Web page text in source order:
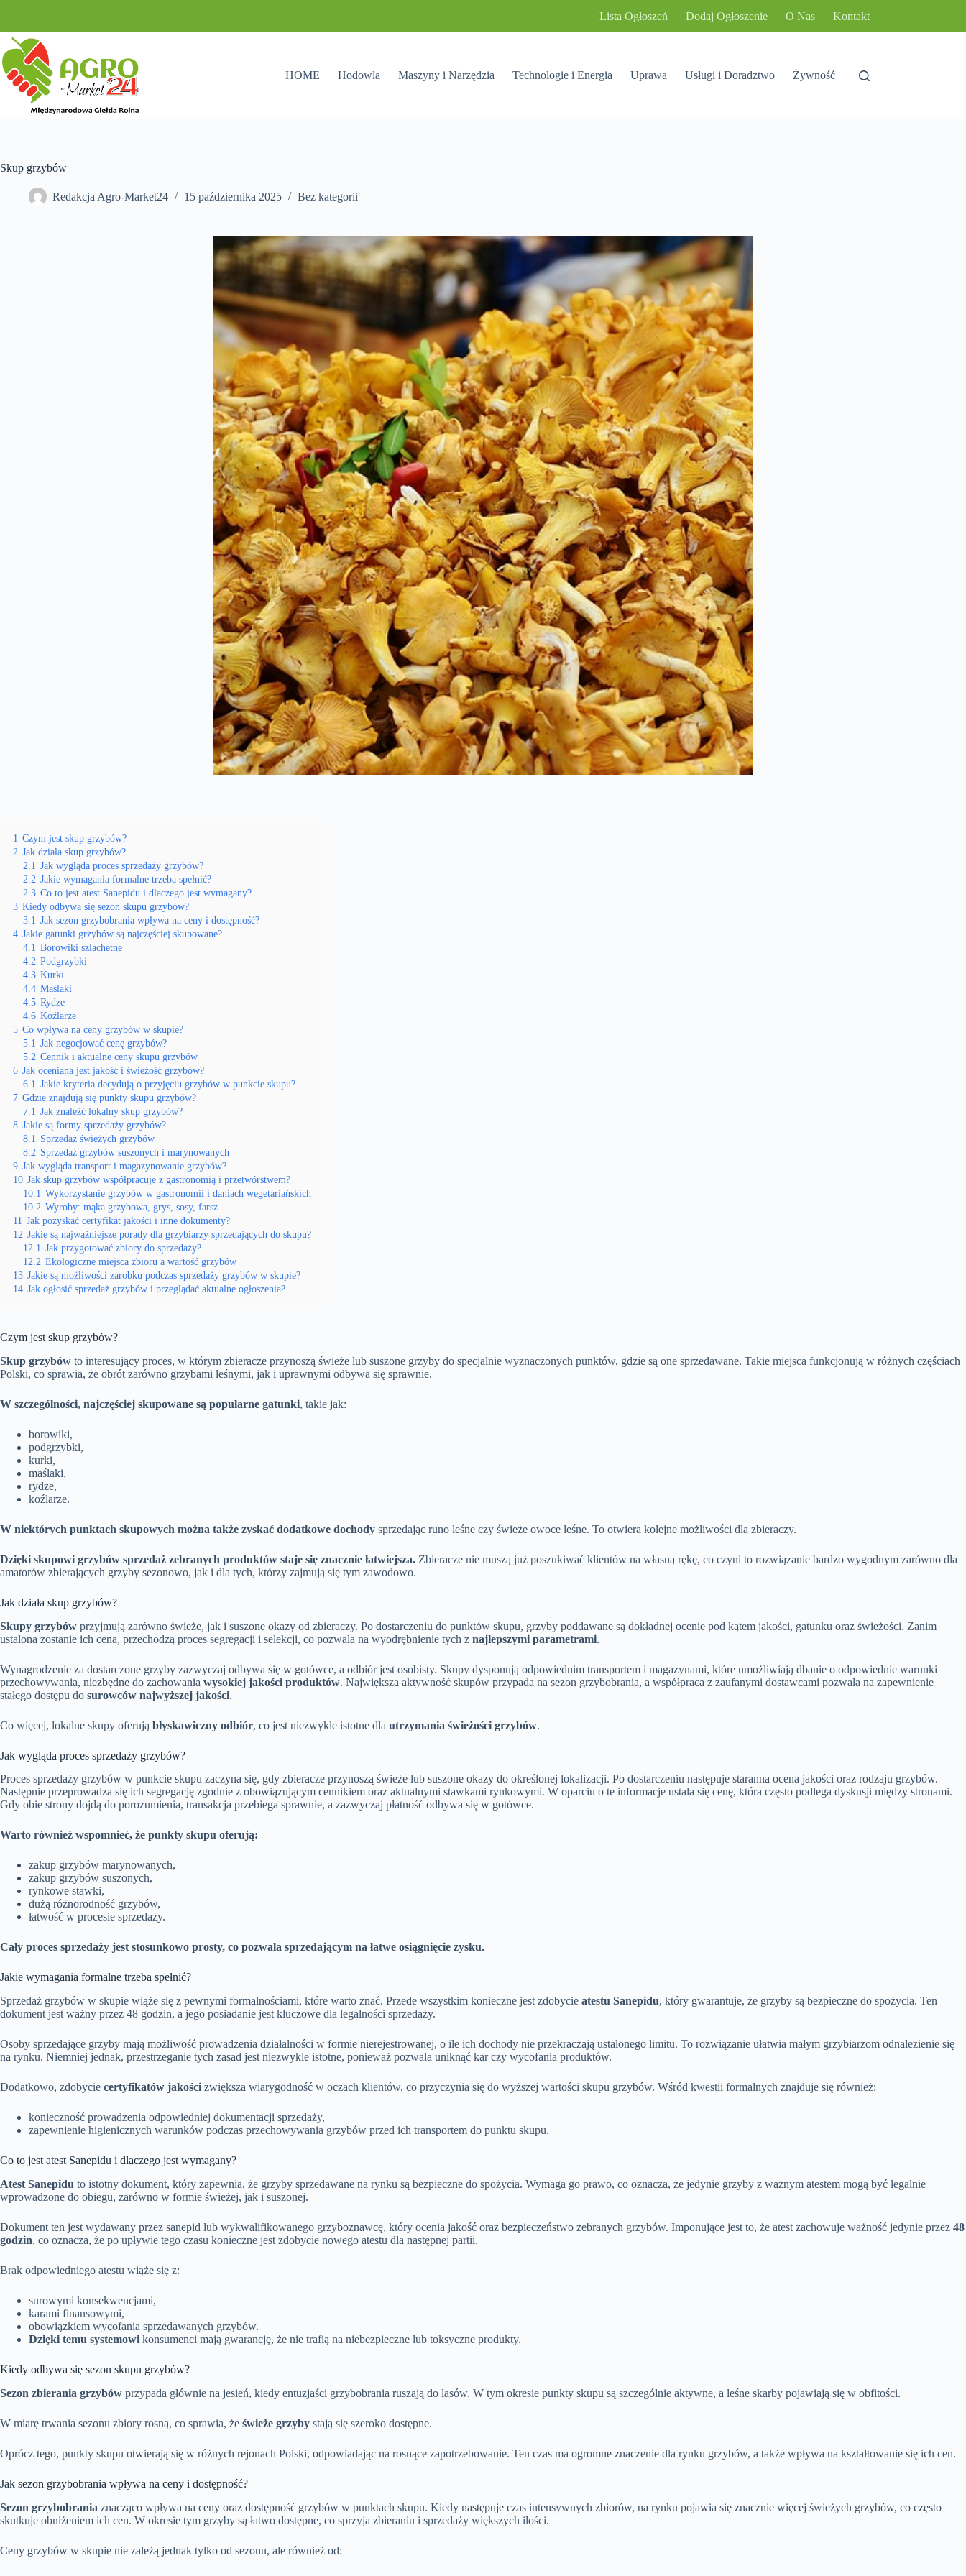
treści
Lista Ogłoszeń Dodaj Ogłoszenie O Nas Kontakt
HOME Hodowla Maszyny i Narzędzia Technologie i Energia Uprawa Usługi i Doradztwo Żywność
Skup grzybów
Redakcja Agro-Market24 15 października 2025 Bez kategorii
1 Czym jest skup grzybów?
2 Jak działa skup grzybów?
2.1 Jak wygląda proces sprzedaży grzybów?
2.2 Jakie wymagania formalne trzeba spełnić?
2.3 Co to jest atest Sanepidu i dlaczego jest wymagany?
3 Kiedy odbywa się sezon skupu grzybów?
3.1 Jak sezon grzybobrania wpływa na ceny i dostępność?
4 Jakie gatunki grzybów są najczęściej skupowane?
4.1 Borowiki szlachetne
4.2 Podgrzybki
4.3 Kurki
4.4 Maślaki
4.5 Rydze
4.6 Koźlarze
5 Co wpływa na ceny grzybów w skupie?
5.1 Jak negocjować cenę grzybów?
5.2 Cennik i aktualne ceny skupu grzybów
6 Jak oceniana jest jakość i świeżość grzybów?
6.1 Jakie kryteria decydują o przyjęciu grzybów w punkcie skupu?
7 Gdzie znajdują się punkty skupu grzybów?
7.1 Jak znaleźć lokalny skup grzybów?
8 Jakie są formy sprzedaży grzybów?
8.1 Sprzedaż świeżych grzybów
8.2 Sprzedaż grzybów suszonych i marynowanych
9 Jak wygląda transport i magazynowanie grzybów?
10 Jak skup grzybów współpracuje z gastronomią i przetwórstwem?
10.1 Wykorzystanie grzybów w gastronomii i daniach wegetariańskich
10.2 Wyroby: mąka grzybowa, grys, sosy, farsz
11 Jak pozyskać certyfikat jakości i inne dokumenty?
12 Jakie są najważniejsze porady dla grzybiarzy sprzedających do skupu?
12.1 Jak przygotować zbiory do sprzedaży?
12.2 Ekologiczne miejsca zbioru a wartość grzybów
13 Jakie są możliwości zarobku podczas sprzedaży grzybów w skupie?
14 Jak ogłosić sprzedaż grzybów i przeglądać aktualne ogłoszenia?
Czym jest skup grzybów?
Skup grzybów to interesujący proces, w którym zbieracze przynoszą świeże lub suszone grzyby do specjalnie wyznaczonych punktów, gdzie są one sprzedawane. Takie miejsca funkcjonują w różnych częściach
Polski, co sprawia, że obrót zarówno grzybami leśnymi, jak i uprawnymi odbywa się sprawnie.
W szczególności, najczęściej skupowane są popularne gatunki, takie jak:
borowiki,
podgrzybki,
kurki,
maślaki,
rydze,
koźlarze.
W niektórych punktach skupowych można także zyskać dodatkowe dochody sprzedając runo leśne czy świeże owoce leśne. To otwiera kolejne możliwości dla zbieraczy.
Dzięki skupowi grzybów sprzedaż zebranych produktów staje się znacznie łatwiejsza. Zbieracze nie muszą już poszukiwać klientów na własną rękę, co czyni to rozwiązanie bardzo wygodnym zarówno dla
amatorów zbierających grzyby sezonowo, jak i dla tych, którzy zajmują się tym zawodowo.
Jak działa skup grzybów?
Skupy grzybów przyjmują zarówno świeże, jak i suszone okazy od zbieraczy. Po dostarczeniu do punktów skupu, grzyby poddawane są dokładnej ocenie pod kątem jakości, gatunku oraz świeżości. Zanim
ustalona zostanie ich cena, przechodzą proces segregacji i selekcji, co pozwala na wyodrębnienie tych z najlepszymi parametrami.
Wynagrodzenie za dostarczone grzyby zazwyczaj odbywa się w gotówce, a odbiór jest osobisty. Skupy dysponują odpowiednim transportem i magazynami, które umożliwiają dbanie o odpowiednie warunki
przechowywania, niezbędne do zachowania wysokiej jakości produktów. Największa aktywność skupów przypada na sezon grzybobrania, a współpraca z zaufanymi dostawcami pozwala na zapewnienie
stałego dostępu do surowców najwyższej jakości.
Co więcej, lokalne skupy oferują błyskawiczny odbiór, co jest niezwykle istotne dla utrzymania świeżości grzybów.
Jak wygląda proces sprzedaży grzybów?
Proces sprzedaży grzybów w punkcie skupu zaczyna się, gdy zbieracze przynoszą świeże lub suszone okazy do określonej lokalizacji. Po dostarczeniu następuje staranna ocena jakości oraz rodzaju grzybów.
Następnie przeprowadza się ich segregację zgodnie z obowiązującym cennikiem oraz aktualnymi stawkami rynkowymi. W oparciu o te informacje ustala się cenę, która często podlega dyskusji między stronami.
Gdy obie strony dojdą do porozumienia, transakcja przebiega sprawnie, a zazwyczaj płatność odbywa się w gotówce.
Warto również wspomnieć, że punkty skupu oferują:
zakup grzybów marynowanych,
zakup grzybów suszonych,
rynkowe stawki,
dużą różnorodność grzybów,
łatwość w procesie sprzedaży.
Cały proces sprzedaży jest stosunkowo prosty, co pozwala sprzedającym na łatwe osiągnięcie zysku.
Jakie wymagania formalne trzeba spełnić?
Sprzedaż grzybów w skupie wiąże się z pewnymi formalnościami, które warto znać. Przede wszystkim konieczne jest zdobycie atestu Sanepidu, który gwarantuje, że grzyby są bezpieczne do spożycia. Ten
dokument jest ważny przez 48 godzin, a jego posiadanie jest kluczowe dla legalności sprzedaży.
Osoby sprzedające grzyby mają możliwość prowadzenia działalności w formie nierejestrowanej, o ile ich dochody nie przekraczają ustalonego limitu. To rozwiązanie ułatwia małym grzybiarzom odnalezienie się
na rynku. Niemniej jednak, przestrzeganie tych zasad jest niezwykle istotne, ponieważ pozwala uniknąć kar czy wycofania produktów.
Dodatkowo, zdobycie certyfikatów jakości zwiększa wiarygodność w oczach klientów, co przyczynia się do wyższej wartości skupu grzybów. Wśród kwestii formalnych znajduje się również:
konieczność prowadzenia odpowiedniej dokumentacji sprzedaży,
zapewnienie higienicznych warunków podczas przechowywania grzybów przed ich transportem do punktu skupu.
Co to jest atest Sanepidu i dlaczego jest wymagany?
Atest Sanepidu to istotny dokument, który zapewnia, że grzyby sprzedawane na rynku są bezpieczne do spożycia. Wymaga go prawo, co oznacza, że jedynie grzyby z ważnym atestem mogą być legalnie
wprowadzone do obiegu, zarówno w formie świeżej, jak i suszonej.
Dokument ten jest wydawany przez sanepid lub wykwalifikowanego grzyboznawcę, który ocenia jakość oraz bezpieczeństwo zebranych grzybów. Imponujące jest to, że atest zachowuje ważność jedynie przez 48
godzin, co oznacza, że po upływie tego czasu konieczne jest zdobycie nowego atestu dla następnej partii.
Brak odpowiedniego atestu wiąże się z:
surowymi konsekwencjami,
karami finansowymi,
obowiązkiem wycofania sprzedawanych grzybów.
Dzięki temu systemowi konsumenci mają gwarancję, że nie trafią na niebezpieczne lub toksyczne produkty.
Kiedy odbywa się sezon skupu grzybów?
Sezon zbierania grzybów przypada głównie na jesień, kiedy entuzjaści grzybobrania ruszają do lasów. W tym okresie punkty skupu są szczególnie aktywne, a leśne skarby pojawiają się w obfitości.
W miarę trwania sezonu zbiory rosną, co sprawia, że świeże grzyby stają się szeroko dostępne.
Oprócz tego, punkty skupu otwierają się w różnych rejonach Polski, odpowiadając na rosnące zapotrzebowanie. Ten czas ma ogromne znaczenie dla rynku grzybów, a także wpływa na kształtowanie się ich cen.
Jak sezon grzybobrania wpływa na ceny i dostępność?
Sezon grzybobrania znacząco wpływa na ceny oraz dostępność grzybów w punktach skupu. Kiedy następuje czas intensywnych zbiorów, na rynku pojawia się znacznie więcej świeżych grzybów, co często
skutkuje obniżeniem ich cen. W okresie tym grzyby są łatwo dostępne, co sprzyja zbieraniu i sprzedaży większych ilości.
Ceny grzybów w skupie nie zależą jednak tylko od sezonu, ale również od: